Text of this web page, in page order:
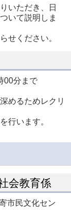
いただき、日
いて説明しま
せください。
00分まで
めるためレクリ
行います。
会教育係
市民文化セン